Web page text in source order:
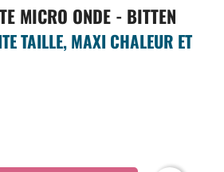
MICRO ONDE - BITTEN
TAILLE, MAXI CHALEUR ET